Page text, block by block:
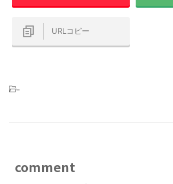
URLコピー
-
comment